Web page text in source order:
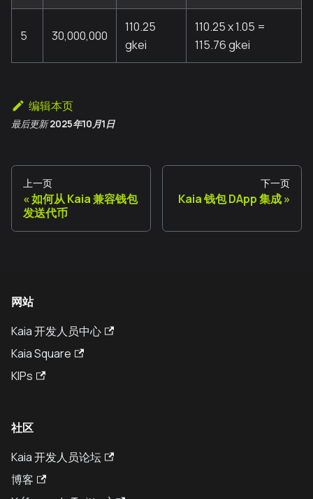
5 30,000,000
110.25
gkei
110.25 x 1.05 =
115.76 gkei
编辑本页
最后更新 2025年10月1日
上一页
如何从 Kaia 兼容钱包
发送代币
下一页
Kaia 钱包 DApp 集成
网站
Kaia 开发人员中心
Kaia Square
KIPs
社区
Kaia 开发人员论坛
博客